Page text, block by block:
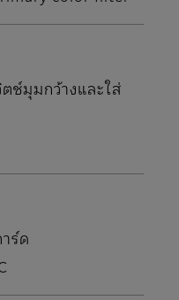
ช์มุมกว้างและใส่
ร์ด